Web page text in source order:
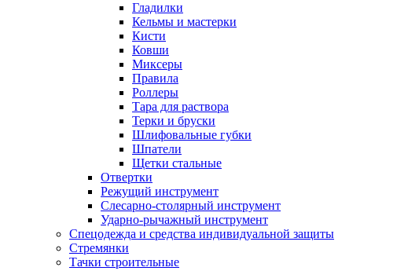
Гладилки
Кельмы и мастерки
Кисти
Ковши
Миксеры
Правила
Роллеры
Тара для раствора
Терки и бруски
Шлифовальные губки
Шпатели
Щетки стальные
Отвертки
Режущий инструмент
Слесарно-столярный инструмент
Ударно-рычажный инструмент
Спецодежда и средства индивидуальной защиты
Стремянки
Тачки строительные